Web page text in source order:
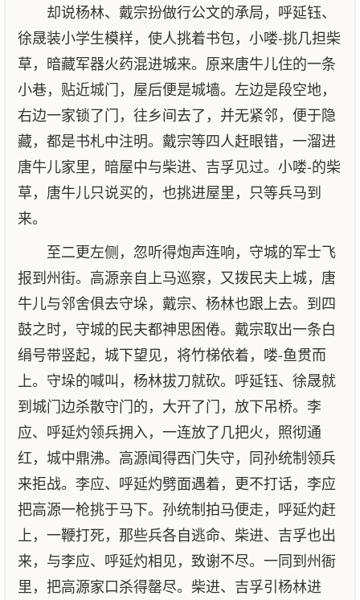
却说杨林、戴宗扮做行公文的承局，呼延钰、
徐晟装小学生模样，使人挑着书包，小喽-挑几担柴
草，暗藏军器火药混进城来。原来唐牛儿住的一条
小巷，贴近城门，屋后便是城墙。左边是段空地，
右边一家锁了门，往乡间去了，并无紧邻，便于隐
藏，都是书札中注明。戴宗等四人赶眼错，一溜进
唐牛儿家里，暗屋中与柴进、吉孚见过。小喽-的柴
草，唐牛儿只说买的，也挑进屋里，只等兵马到
来。
至二更左侧，忽听得炮声连响，守城的军士飞
报到州街。高源亲自上马巡察，又拨民夫上城，唐
牛儿与邻舍俱去守垛，戴宗、杨林也跟上去。到四
鼓之时，守城的民夫都神思困倦。戴宗取出一条白
绢号带竖起，城下望见，将竹梯依着，喽-鱼贯而
上。守垛的喊叫，杨林拔刀就砍。呼延钰、徐晟就
到城门边杀散守门的，大开了门，放下吊桥。李
应、呼延灼领兵拥入，一连放了几把火，照彻通
红，城中鼎沸。高源闻得西门失守，同孙统制领兵
来拒战。李应、呼延灼劈面遇着，更不打话，李应
把高源一枪挑于马下。孙统制拍马便走，呼延灼赶
上，一鞭打死，那些兵各自逃命、柴进、吉孚也出
来，与李应、呼延灼相见，致谢不尽。一同到州衙
里，把高源家口杀得罄尽。柴进、吉孚引杨林进